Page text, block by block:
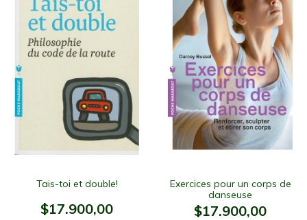
Tais-toi et double!
$17.900,00
Exercices pour un corps de
danseuse
$17.900,00